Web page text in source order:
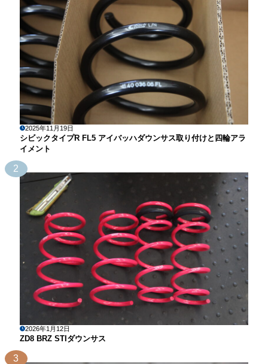
2025年11月19日
シビックタイプR FL5 アイバッハダウンサス取り付けと四輪アラ
イメント
2
2026年1月12日
ZD8 BRZ STIダウンサス
3